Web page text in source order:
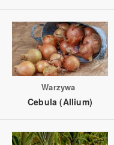
Warzywa
Cebula (Allium)